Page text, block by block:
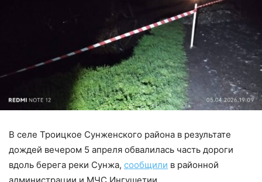
В селе Троицкое Сунженского района в результате
дождей вечером 5 апреля обвалилась часть дороги
вдоль берега реки Сунжа, сообщили в районной